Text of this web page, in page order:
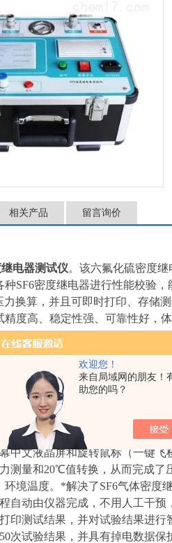
欢迎您！
来自局域网的朋友！
助您的吗？
相关产品 留言询价
电器测试仪。该六氟化硫密度
种SF6密度继电器进行性能校验
换算，并且可即时打印、存储
度高、稳定性强、可靠性好，体
验仪、全自动密度继电器测试
电器校验仪
电器测试仪
验仪采用32位微处理器和TI公
，可靠性高
中文液晶屏和旋转鼠标（一键
测量和20℃值转换，从而完成
境温度。*解决了SF6气体密度
自动由仪器完成，不用人工干
印测试结果，并对试验结果进行
次试验结果，并具有掉电数据